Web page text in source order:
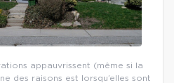
appauvrissent (même si la
des raisons est lorsqu’elles sont